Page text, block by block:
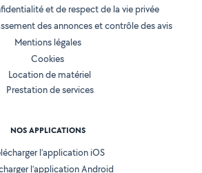
et de respect de la vie privée
des annonces et contrôle des avis
Mentions légales
Cookies
Location de matériel
Prestation de services
NOS APPLICATIONS
l’application iOS
l’application Android